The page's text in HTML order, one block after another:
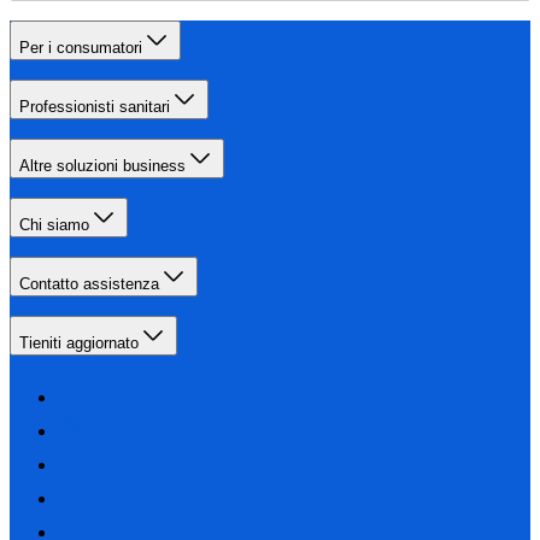
Per i consumatori
Professionisti sanitari
Altre soluzioni business
Chi siamo
Contatto assistenza
Tieniti aggiornato